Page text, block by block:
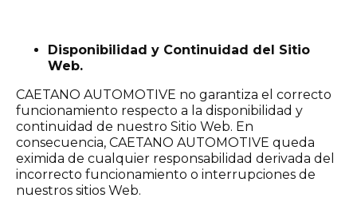
Disponibilidad y Continuidad del Sitio
Web.
CAETANO AUTOMOTIVE no garantiza el correcto
funcionamiento respecto a la disponibilidad y
continuidad de nuestro Sitio Web. En
consecuencia, CAETANO AUTOMOTIVE queda
eximida de cualquier responsabilidad derivada del
incorrecto funcionamiento o interrupciones de
nuestros sitios Web.